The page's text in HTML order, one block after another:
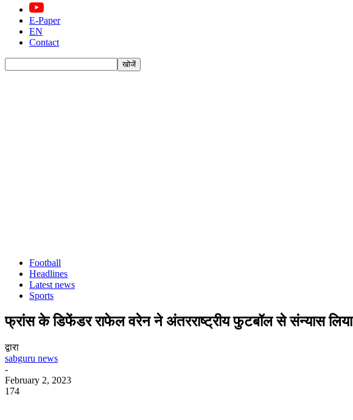
E-Paper
EN
Contact
Football
Headlines
Latest news
Sports
फ्रांस के डिफेंडर राफेल वरेन ने अंतरराष्ट्रीय फुटबॉल से संन्यास लिया
द्वारा
sabguru news
-
February 2, 2023
174